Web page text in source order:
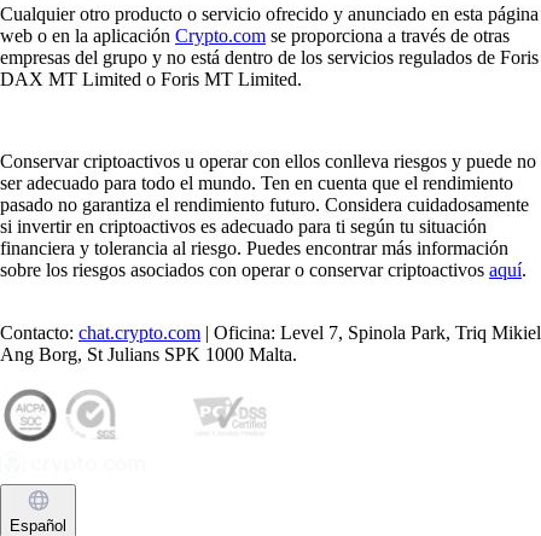
Cualquier otro producto o servicio ofrecido y anunciado en esta página
web o en la aplicación Crypto.com se proporciona a través de otras
empresas del grupo y no está dentro de los servicios regulados de Foris
DAX MT Limited o Foris MT Limited.
Conservar criptoactivos u operar con ellos conlleva riesgos y puede no
ser adecuado para todo el mundo. Ten en cuenta que el rendimiento
pasado no garantiza el rendimiento futuro. Considera cuidadosamente
si invertir en criptoactivos es adecuado para ti según tu situación
financiera y tolerancia al riesgo. Puedes encontrar más información
sobre los riesgos asociados con operar o conservar criptoactivos aquí.
Contacto: chat.crypto.com | Oficina: Level 7, Spinola Park, Triq Mikiel
Ang Borg, St Julians SPK 1000 Malta.
Español